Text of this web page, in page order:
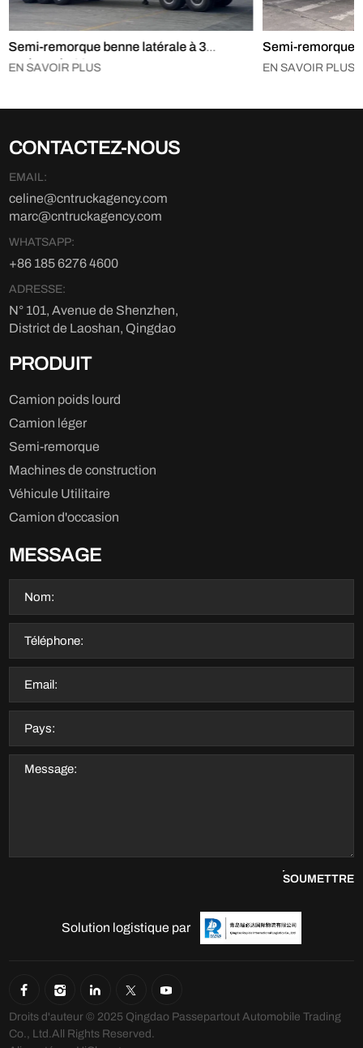
Semi-remorque benne latérale à 3
essieux de 60 tonnes
EN SAVOIR PLUS
Semi-remorque
tonnes
EN SAVOIR PLUS
CONTACTEZ-NOUS
EMAIL:
celine@cntruckagency.com
marc@cntruckagency.com
WHATSAPP:
+86 185 6276 4600
ADRESSE:
N° 101, Avenue de Shenzhen,
District de Laoshan, Qingdao
PRODUIT
Camion poids lourd
Camion léger
Semi-remorque
Machines de construction
Véhicule Utilitaire
Camion d'occasion
MESSAGE
SOUMETTRE
Solution logistique par
Droits d'auteur © 2025 Qingdao Passepartout Automobile Trading
Co., Ltd.All Rights Reserved.